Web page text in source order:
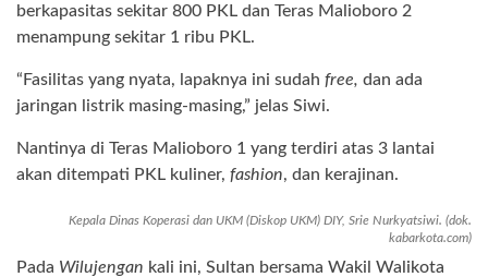
berkapasitas sekitar 800 PKL dan Teras Malioboro 2
menampung sekitar 1 ribu PKL.
“Fasilitas yang nyata, lapaknya ini sudah free, dan ada
jaringan listrik masing-masing,” jelas Siwi.
Nantinya di Teras Malioboro 1 yang terdiri atas 3 lantai
akan ditempati PKL kuliner, fashion, dan kerajinan.
Kepala Dinas Koperasi dan UKM (Diskop UKM) DIY, Srie Nurkyatsiwi. (dok.
kabarkota.com)
Pada Wilujengan kali ini, Sultan bersama Wakil Walikota